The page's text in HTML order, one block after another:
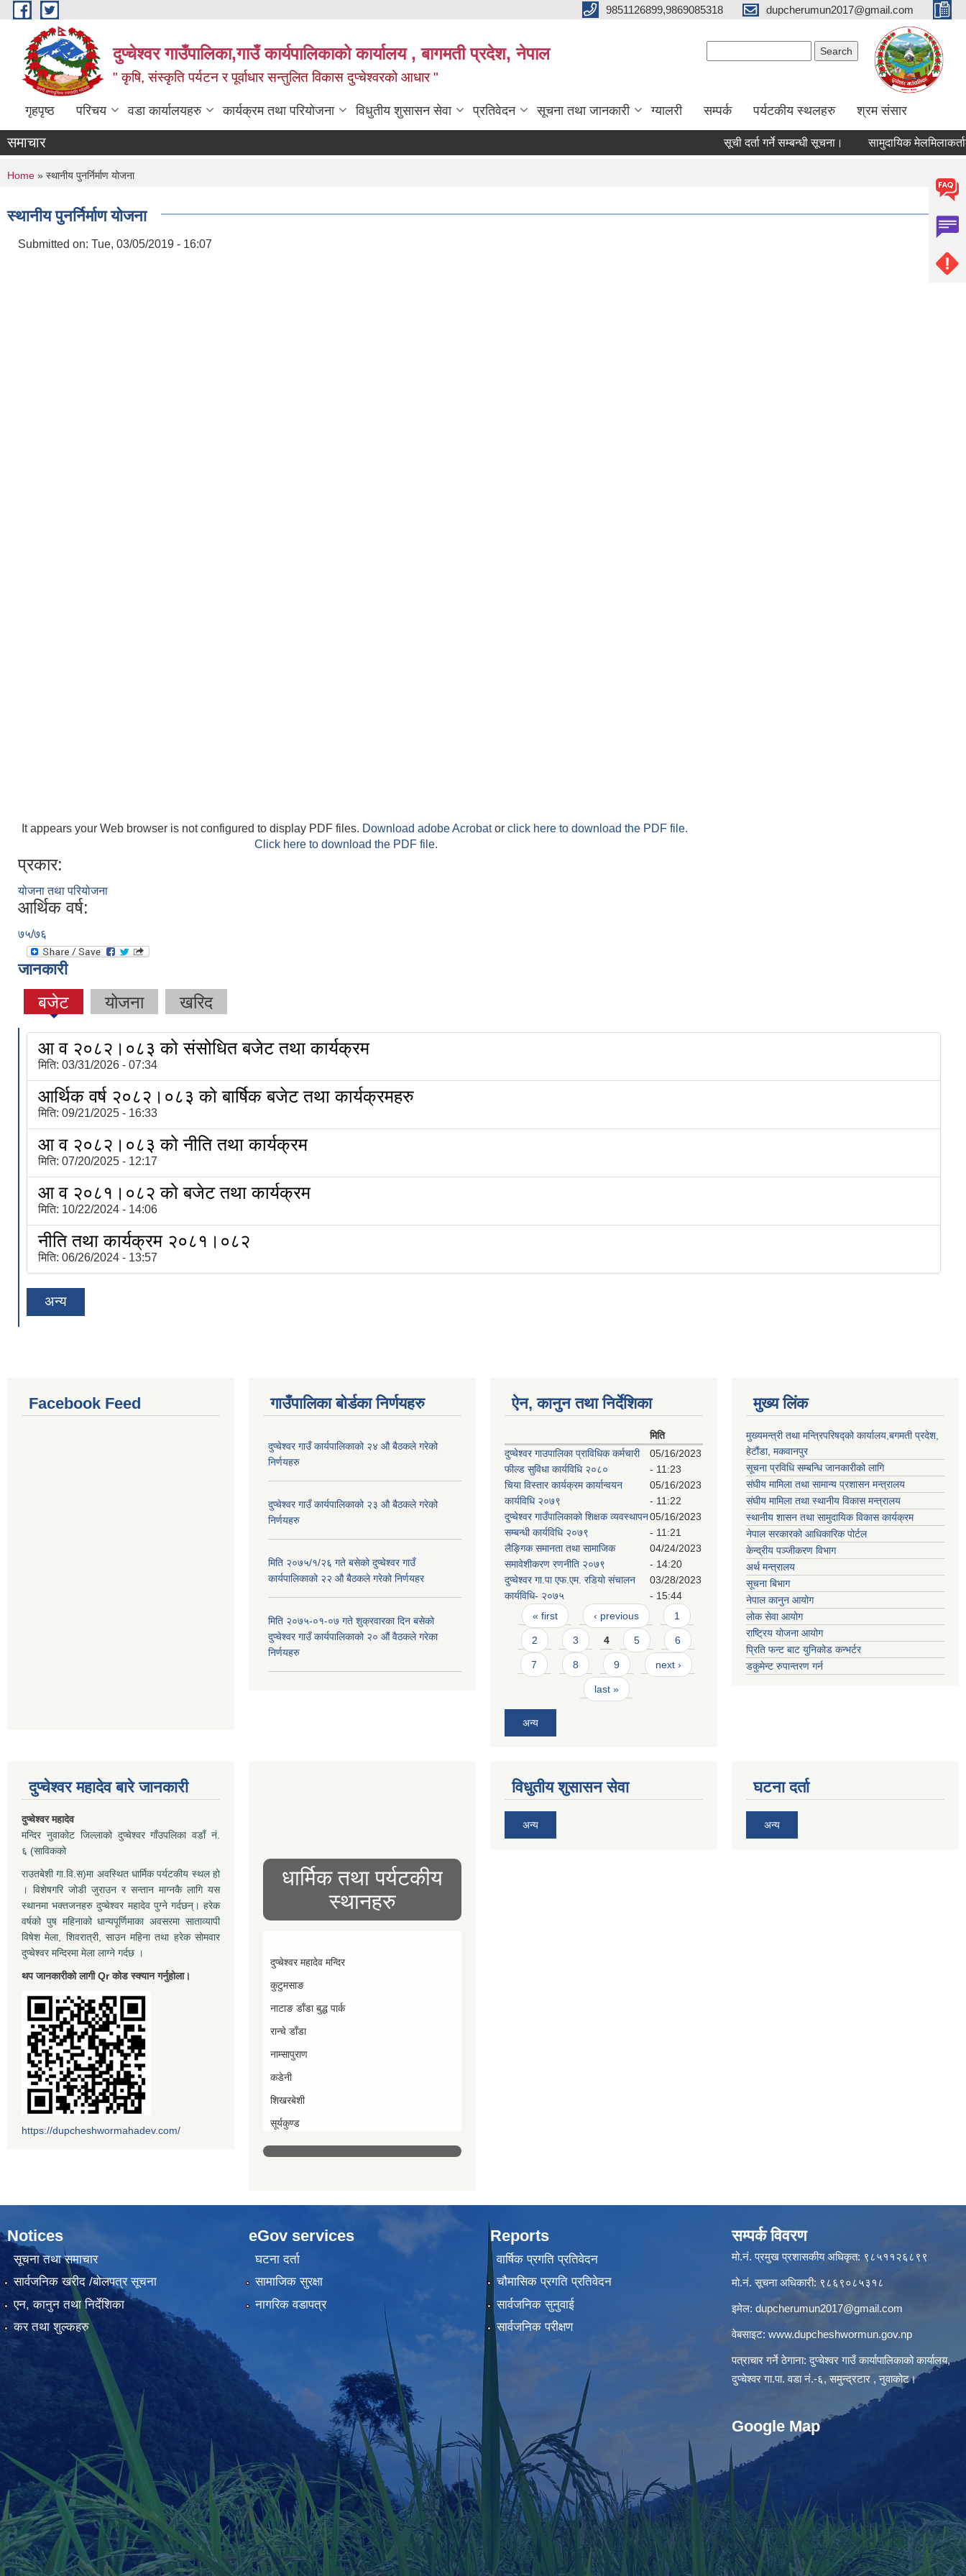
Skip to main content 9851126899,9869085318 dupcherumun2017@gmail.com
दुप्चेश्वर गाउँपालिका,गाउँ कार्यपालिकाको कार्यालय , बागमती प्रदेश, नेपाल
" कृषि, संस्कृति पर्यटन र पूर्वाधार सन्तुलित विकास दुप्चेश्वरको आधार "
गृहपृष्ठ परिचय वडा कार्यालयहरु कार्यक्रम तथा परियोजना विधुतीय शुसासन सेवा प्रतिवेदन सूचना तथा जानकारी ग्यालरी सम्पर्क पर्यटकीय स्थलहरु श्रम संसार
समाचार सूची दर्ता गर्ने सम्बन्धी सूचना। सामुदायिक मेलमिलाकर्ताको
You are here
Home » स्थानीय पुनर्निर्माण योजना
स्थानीय पुनर्निर्माण योजना
Submitted on: Tue, 03/05/2019 - 16:07
It appears your Web browser is not configured to display PDF files. Download adobe Acrobator click here to download the PDF file.
Click here to download the PDF file.
प्रकार:
योजना तथा परियोजना
आर्थिक वर्ष:
७५/७६
जानकारी
बजेट योजना खरिद
आ व २०८२।०८३ को संसोधित बजेट तथा कार्यक्रम
मिति: 03/31/2026 - 07:34
आर्थिक वर्ष २०८२।०८३ को बार्षिक बजेट तथा कार्यक्रमहरु
मिति: 09/21/2025 - 16:33
आ व २०८२।०८३ को नीति तथा कार्यक्रम
मिति: 07/20/2025 - 12:17
आ व २०८१।०८२ को बजेट तथा कार्यक्रम
मिति: 10/22/2024 - 14:06
नीति तथा कार्यक्रम २०८१।०८२
मिति: 06/26/2024 - 13:57
अन्य
Facebook Feed गाउँपालिका बोर्डका निर्णयहरु
दुप्चेश्वर गाउँ कार्यपालिकाको २४ औ बैठकले गरेको
निर्णयहरु
दुप्चेश्वर गाउँ कार्यपालिकाको २३ औ बैठकले गरेको
निर्णयहरु
मिति २०७५/१/२६ गते बसेको दुप्चेश्वर गाउँ
कार्यपालिकाको २२ औ बैठकले गरेको निर्णयहर
मिति २०७५-०१-०७ गते शुक्रवारका दिन बसेको
दुप्चेश्वर गाउँ कार्यपालिकाको २० औं वैठकले गरेका
निर्णयहरु
ऐन, कानुन तथा निर्देशिका
मिति
दुप्चेश्वर गाउपालिका प्राविधिक कर्मचारी
फील्ड सुविधा कार्यविधि २०८०
05/16/2023
- 11:23
चिया विस्तार कार्यक्रम कार्यान्वयन
कार्यविधि २०७९
05/16/2023
- 11:22
दुप्चेश्वर गाउँपालिकाको शिक्षक व्यवस्थापन
सम्बन्धी कार्यविधि २०७९
05/16/2023
- 11:21
लैङ्गिक समानता तथा सामाजिक
समावेशीकरण रणनीति २०७९
04/24/2023
- 14:20
दुप्चेश्वर गा.पा एफ.एम. रडियो संचालन
कार्यविधि- २०७५
03/28/2023
- 15:44
Pages
« first ‹ previous 1
2 3 4 5 6
7 8 9 next ›
last »
अन्य
मुख्य लिंक
मुख्यमन्त्री तथा मन्त्रिपरिषद्को कार्यालय,बगमती प्रदेश,
हेटौंडा, मकवानपुर
सूचना प्रविधि सम्बन्धि जानकारीको लागि
संघीय मामिला तथा सामान्य प्रशासन मन्त्रालय
संघीय मामिला तथा स्थानीय विकास मन्त्रालय
स्थानीय शासन तथा सामुदायिक विकास कार्यक्रम
नेपाल सरकारको आधिकारिक पोर्टल
केन्द्रीय पञ्जीकरण विभाग
अर्थ मन्त्रालय
सूचना बिभाग
नेपाल कानुन आयोग
लोक सेवा आयोग
राष्ट्रिय योजना आयोग
प्रिति फन्ट बाट युनिकोड कन्भर्टर
डकुमेन्ट रुपान्तरण गर्न
दुप्चेश्वर महादेव बारे जानकारी
दुप्चेश्वर महादेव
मन्दिर नुवाकोट जिल्लाको दुप्चेश्वर गाँउपलिका वडाँ नं.
६ (साविकको
राउतबेशी गा.वि.स)मा अवस्थित धार्मिक पर्यटकीय स्थल हो
। विशेषगरि जोडी जुराउन र सन्तान माग्नकै लागि यस
स्थानमा भक्तजनहरु दुप्चेश्वर महादेव पुग्ने गर्दछन्। हरेक
वर्षको पुष महिनाको धान्यपूर्णिमाका अवसरमा साताव्यापी
विषेश मेला, शिवरात्री, साउन महिना तथा हरेक सोमवार
दुप्चेश्वर मन्दिरमा मेला लाग्ने गर्दछ ।
थप जानकारीको लागी Qr कोड स्क्यान गर्नुहोला।
https://dupcheshwormahadev.com/
धार्मिक तथा पर्यटकीय
स्थानहरु
दुप्चेश्वर महादेव मन्दिर
कुटुमसाङ
नाटाङ डाँडा बुद्ध पार्क
रान्चे डाँडा
नाम्सापुराण
कडेनी
शिखरबेशी
सूर्यकुण्ड
विधुतीय शुसासन सेवा
अन्य
घटना दर्ता
अन्य
Notices
सूचना तथा समाचार
सार्वजनिक खरीद /बोलपत्र सूचना
एन, कानुन तथा निर्देशिका
कर तथा शुल्कहरु
eGov services
घटना दर्ता
सामाजिक सुरक्षा
नागरिक वडापत्र
Reports
वार्षिक प्रगति प्रतिवेदन
चौमासिक प्रगति प्रतिवेदन
सार्वजनिक सुनुवाई
सार्वजनिक परीक्षण
सम्पर्क विवरण
मो.नं. प्रमुख प्रशासकीय अधिकृत: ९८५११२६८९९
मो.नं. सूचना अधिकारी: ९८६९०८५३१८
इमेल: dupcherumun2017@gmail.com
वेबसाइट: www.dupcheshwormun.gov.np
पत्राचार गर्ने ठेगाना: दुप्चेश्वर गाउँ कार्यापालिकाको कार्यालय,
दुप्चेश्वर गा.पा. वडा नं.-६, समुन्द्रटार , नुवाकोट।
Google Map